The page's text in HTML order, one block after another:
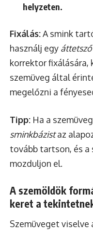
helyzeten.
Fixálás:A smink
használj egy
korrektor fixálására,
szemüveg által
megelőzni a
Tipp: Ha a
sminkbázistaz
tovább tartson, és a
mozduljon el.
A szemöldök
keret a
Szemüveget viselve